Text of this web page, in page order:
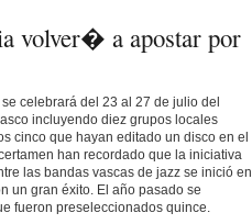
volver� a apostar por
celebrará del 23 al 27 de julio del
incluyendo diez grupos locales
cinco que hayan editado un disco en el
han recordado que la iniciativa
las bandas vascas de jazz se inició en
un gran éxito. El año pasado se
fueron preseleccionados quince.